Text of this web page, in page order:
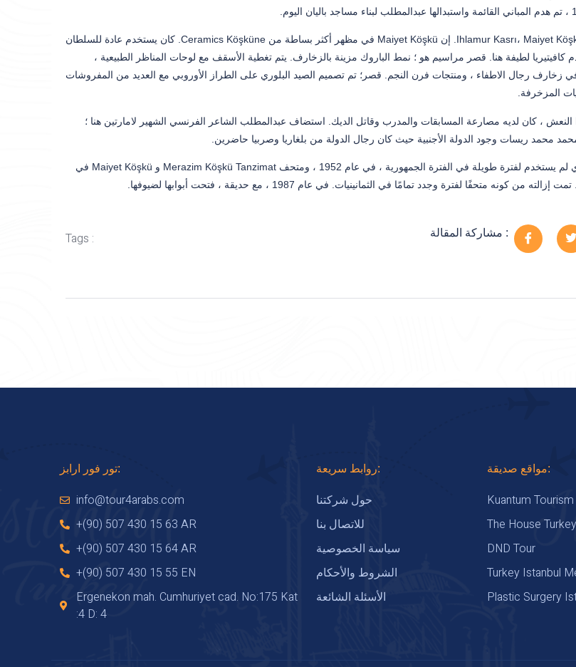
Ihlamur Kasrı، Maiyet Köşkü and Merasim Köşkü. إن Maiyet Köşkü في مظهر أكثر بساطة من Ceramics Köşküne. كان يستخدم عادة للسلطان
كافيتيريا لطيفة هنا. قصر مراسيم هو ؛ نمط الباروك مزينة بالزخارف. يتم تغطية الأسقف مع لوحات المناظر الطبيعية ،
زخارف رجال الاطفاء ، ومنتجات فرن النجم. قصر؛ تم تصميم الصيد البلوري على الطراز الأوروبي مع العديد من المفروشات
النعش ، كان لديه مصارعة المسابقات والمدرب وقاتل الديك. استضاف عبدالمطلب الشاعر الفرنسي الشهير لامارتين هنا ؛
محمد ريسات وجود الدولة الأجنبية حيث كان رجال الدولة من بلغاريا وصربيا حاضرين.
تم تحويله إلى قصر ، الذي لم يستخدم لفترة طويلة في الفترة الجمهورية ، في عام 1952 ، ومتحف Merazim Köşkü Tanzimat و Maiyet Köşkü في
Tags : مشاركة المقالة :
تور فور ارابز:
info@tour4arabs.com
+(90) 507 430 15 63 AR
+(90) 507 430 15 64 AR
+(90) 507 430 15 55 EN
Ergenekon mah. Cumhuriyet cad. No:175 Kat
:4 D: 4
روابط سريعة:
حول شركتنا
للاتصال بنا
سياسة الخصوصية
الشروط والأحكام
الأسئلة الشائعة
مواقع صديقة:
Kuantum Tourism
The House Turkey
DND Tour
Turkey Istanbul
Plastic Surgery